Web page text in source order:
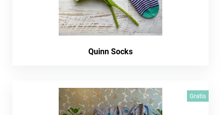
Quinn Socks
Gratis